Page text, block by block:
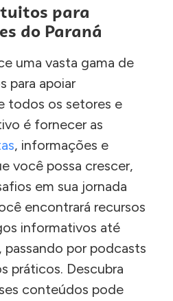
para
do Paraná
uma vasta gama de
para apoiar
todos os setores e
é fornecer as
, informações e
você possa crescer,
em sua jornada
encontrará recursos
informativos até
por podcasts
práticos. Descubra
conteúdos pode